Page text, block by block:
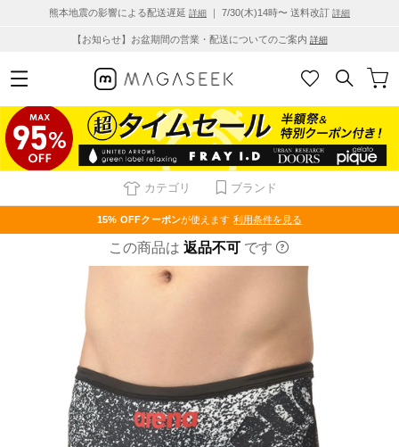
熊本地震の影響による配送遅延 詳細 ｜ 7/30(木)14時〜 送料改訂 詳細
【お知らせ】お盆期間の営業・配送についてのご案内 詳細
カテゴリ ブランド
15% OFFクーポンが使えます 利用条件を見る
この商品は 返品不可 です